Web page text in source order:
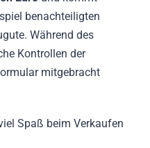
benachteiligten
Während des
Kontrollen der
mitgebracht
Spaß beim Verkaufen